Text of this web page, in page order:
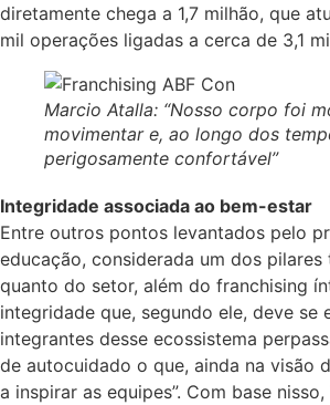
diretamente chega a 1,7 milhão, que
mil operações ligadas a cerca de 3,1
Marcio Atalla: “Nosso corpo foi
movimentar e, ao longo dos
perigosamente confortável”
Integridade associada ao bem-estar
Entre outros pontos levantados pelo
educação, considerada um dos
quanto do setor, além do franchising
integridade que, segundo ele, deve se
integrantes desse ecossistema
de autocuidado o que, ainda na visão
a inspirar as equipes”. Com base